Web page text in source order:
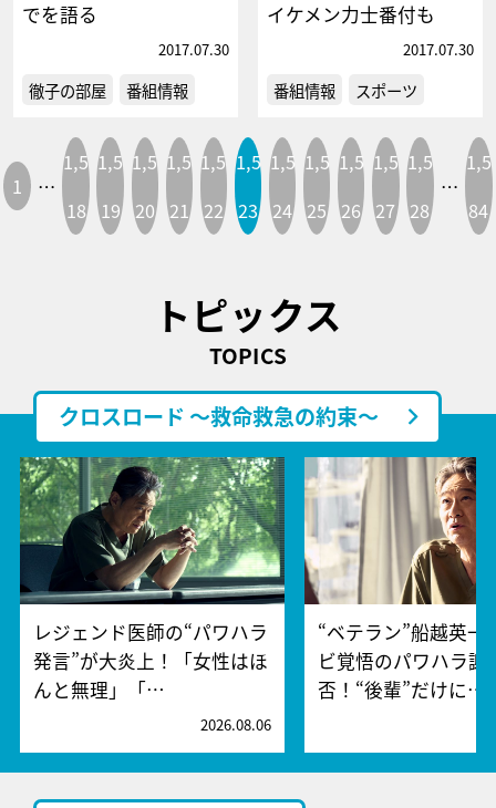
でを語る
2017.07.30
徹子の部屋 番組情報
イケメン力士番付も
2017.07.30
番組情報 スポーツ
1 …
1,5
18
1,5
19
1,5
20
1,5
21
1,5
22
1,5
23
1,5
24
1,5
25
1,5
26
1,5
27
1,5
28
…
1,5
84
トピックス
TOPICS
クロスロード ～救命救急の約束～
レジェンド医師の“パワハラ
発言”が大炎上！「女性はほ
んと無理」「…
2026.08.06
“ベテラン”船越英一
ビ覚悟のパワハラ謝
否！“後輩”だけに…